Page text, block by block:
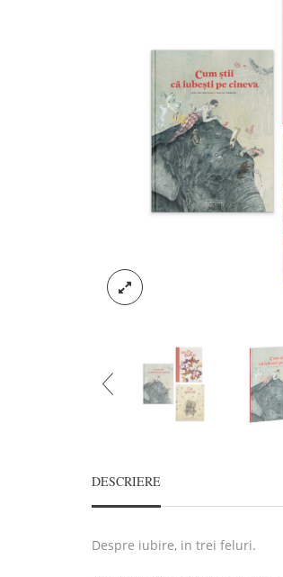
DESCRIERE
Despre iubire, in trei feluri.